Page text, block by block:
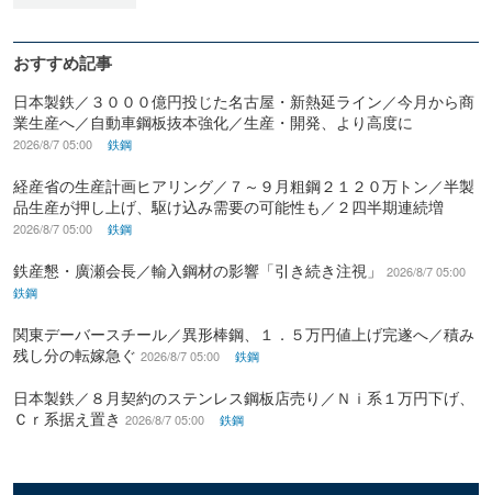
おすすめ記事
日本製鉄／３０００億円投じた名古屋・新熱延ライン／今月から商
業生産へ／自動車鋼板抜本強化／生産・開発、より高度に
2026/8/7 05:00 鉄鋼
経産省の生産計画ヒアリング／７～９月粗鋼２１２０万トン／半製
品生産が押し上げ、駆け込み需要の可能性も／２四半期連続増
2026/8/7 05:00 鉄鋼
鉄産懇・廣瀬会長／輸入鋼材の影響「引き続き注視」
2026/8/7 05:00
鉄鋼
関東デーバースチール／異形棒鋼、１．５万円値上げ完遂へ／積み
残し分の転嫁急ぐ 2026/8/7 05:00 鉄鋼
日本製鉄／８月契約のステンレス鋼板店売り／Ｎｉ系１万円下げ、
Ｃｒ系据え置き 2026/8/7 05:00 鉄鋼